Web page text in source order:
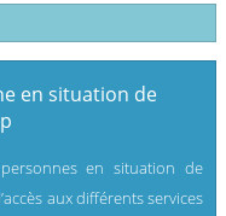
en situation de
en situation de
aux différents services